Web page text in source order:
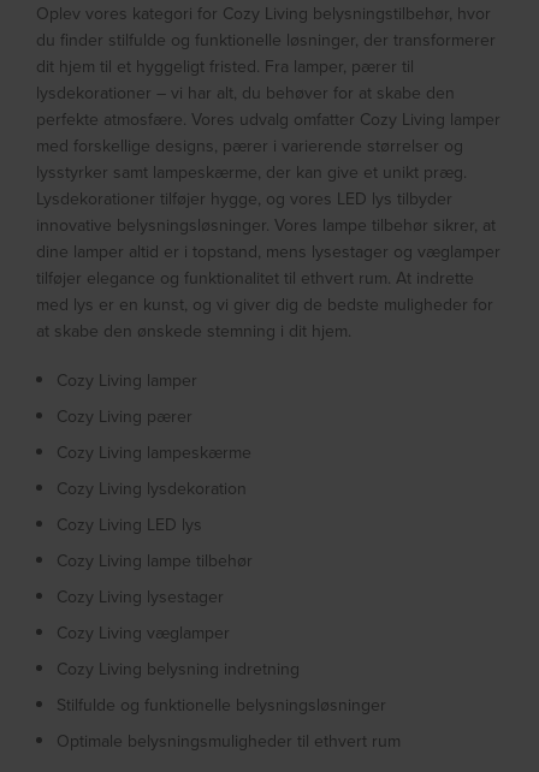
Oplev vores kategori for Cozy Living belysningstilbehør, hvor
du finder stilfulde og funktionelle løsninger, der transformerer
dit hjem til et hyggeligt fristed. Fra lamper, pærer til
lysdekorationer – vi har alt, du behøver for at skabe den
perfekte atmosfære. Vores udvalg omfatter Cozy Living lamper
med forskellige designs, pærer i varierende størrelser og
lysstyrker samt lampeskærme, der kan give et unikt præg.
Lysdekorationer tilføjer hygge, og vores LED lys tilbyder
innovative belysningsløsninger. Vores lampe tilbehør sikrer, at
dine lamper altid er i topstand, mens lysestager og væglamper
tilføjer elegance og funktionalitet til ethvert rum. At indrette
med lys er en kunst, og vi giver dig de bedste muligheder for
at skabe den ønskede stemning i dit hjem.
Cozy Living lamper
Cozy Living pærer
Cozy Living lampeskærme
Cozy Living lysdekoration
Cozy Living LED lys
Cozy Living lampe tilbehør
Cozy Living lysestager
Cozy Living væglamper
Cozy Living belysning indretning
Stilfulde og funktionelle belysningsløsninger
Optimale belysningsmuligheder til ethvert rum